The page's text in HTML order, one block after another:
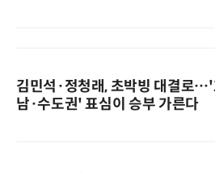
김민석·정청래, 초박빙 대결로
남·수도권' 표심이 승부 가른다